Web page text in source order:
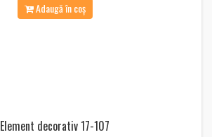
Adaugă în coș
Element decorativ 17-107